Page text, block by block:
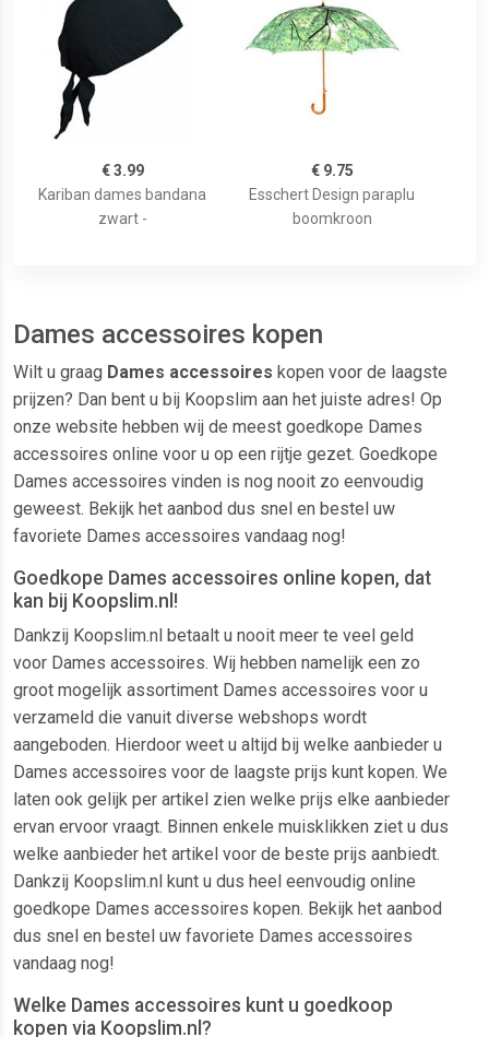
€ 3.99
Kariban dames bandana
zwart -
€ 9.75
Esschert Design paraplu
boomkroon
Dames accessoires kopen
Wilt u graag Dames accessoires kopen voor de laagste
prijzen? Dan bent u bij Koopslim aan het juiste adres! Op
onze website hebben wij de meest goedkope Dames
accessoires online voor u op een rijtje gezet. Goedkope
Dames accessoires vinden is nog nooit zo eenvoudig
geweest. Bekijk het aanbod dus snel en bestel uw
favoriete Dames accessoires vandaag nog!
Goedkope Dames accessoires online kopen, dat
kan bij Koopslim.nl!
Dankzij Koopslim.nl betaalt u nooit meer te veel geld
voor Dames accessoires. Wij hebben namelijk een zo
groot mogelijk assortiment Dames accessoires voor u
verzameld die vanuit diverse webshops wordt
aangeboden. Hierdoor weet u altijd bij welke aanbieder u
Dames accessoires voor de laagste prijs kunt kopen. We
laten ook gelijk per artikel zien welke prijs elke aanbieder
ervan ervoor vraagt. Binnen enkele muisklikken ziet u dus
welke aanbieder het artikel voor de beste prijs aanbiedt.
Dankzij Koopslim.nl kunt u dus heel eenvoudig online
goedkope Dames accessoires kopen. Bekijk het aanbod
dus snel en bestel uw favoriete Dames accessoires
vandaag nog!
Welke Dames accessoires kunt u goedkoop
kopen via Koopslim.nl?